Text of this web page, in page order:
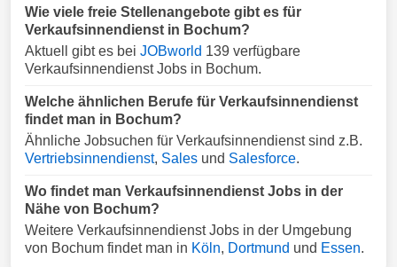
Wie viele freie Stellenangebote gibt es für
Verkaufsinnendienst in Bochum?
Aktuell gibt es bei JOBworld 139 verfügbare
Verkaufsinnendienst Jobs in Bochum.
Welche ähnlichen Berufe für Verkaufsinnendienst
findet man in Bochum?
Ähnliche Jobsuchen für Verkaufsinnendienst sind z.B.
Vertriebsinnendienst, Sales und Salesforce.
Wo findet man Verkaufsinnendienst Jobs in der
Nähe von Bochum?
Weitere Verkaufsinnendienst Jobs in der Umgebung
von Bochum findet man in Köln, Dortmund und Essen.